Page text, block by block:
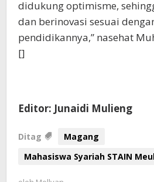
didukung optimisme,
dan berinovasi sesuai
pendidikannya,” nasehat
[]
Editor: Junaidi Mulieng
Ditag
Magang
Mahasiswa Syariah STAIN